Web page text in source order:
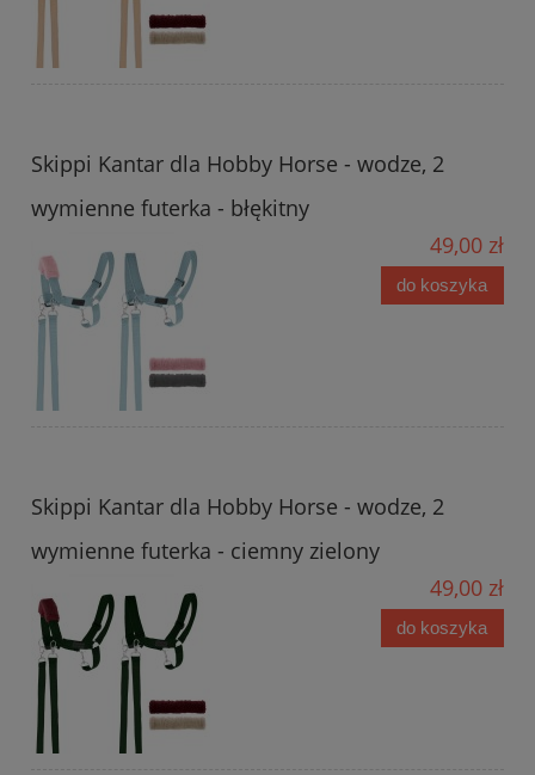
Skippi Kantar dla Hobby Horse - wodze, 2
wymienne futerka - błękitny
49,00 zł
do koszyka
Skippi Kantar dla Hobby Horse - wodze, 2
wymienne futerka - ciemny zielony
49,00 zł
do koszyka